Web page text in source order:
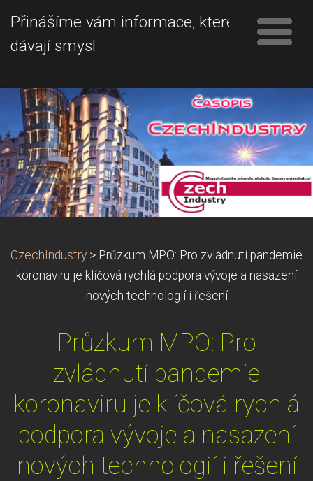
Přinášíme vám informace, které
dávají smysl
CzechIndustry > Průzkum MPO: Pro zvládnutí pandemie
koronaviru je klíčová rychlá podpora vývoje a nasazení
nových technologií i řešení
Průzkum MPO: Pro
zvládnutí pandemie
koronaviru je klíčová rychlá
podpora vývoje a nasazení
nových technologií i řešení